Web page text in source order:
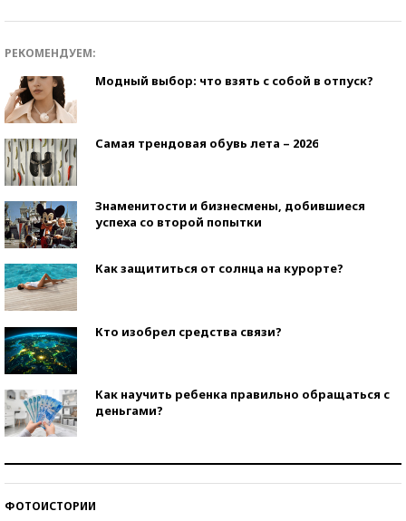
РЕКОМЕНДУЕМ:
Модный выбор: что взять с собой в отпуск?
Самая трендовая обувь лета – 2026
Знаменитости и бизнесмены, добившиеся
успеха со второй попытки
Как защититься от солнца на курорте?
Кто изобрел средства связи?
Как научить ребенка правильно обращаться с
деньгами?
ФОТОИСТОРИИ